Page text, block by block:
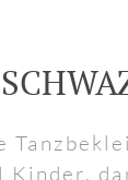
Kinder,